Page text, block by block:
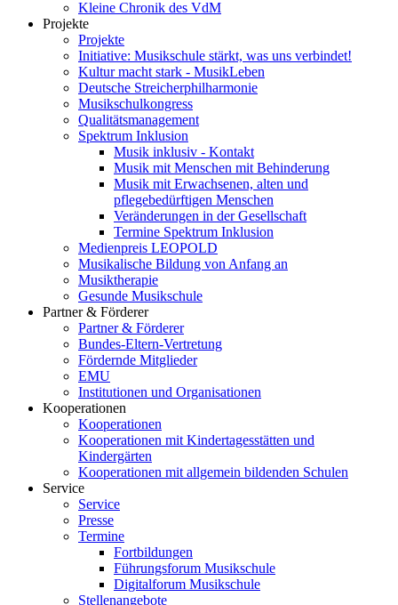
Kleine Chronik des VdM
Projekte
Projekte
Initiative: Musikschule stärkt, was uns verbindet!
Kultur macht stark - MusikLeben
Deutsche Streicherphilharmonie
Musikschulkongress
Qualitätsmanagement
Spektrum Inklusion
Musik inklusiv - Kontakt
Musik mit Menschen mit Behinderung
Musik mit Erwachsenen, alten und
pflegebedürftigen Menschen
Veränderungen in der Gesellschaft
Termine Spektrum Inklusion
Medienpreis LEOPOLD
Musikalische Bildung von Anfang an
Musiktherapie
Gesunde Musikschule
Partner & Förderer
Partner & Förderer
Bundes-Eltern-Vertretung
Fördernde Mitglieder
EMU
Institutionen und Organisationen
Kooperationen
Kooperationen
Kooperationen mit Kindertagesstätten und
Kindergärten
Kooperationen mit allgemein bildenden Schulen
Service
Service
Presse
Termine
Fortbildungen
Führungsforum Musikschule
Digitalforum Musikschule
Stellenangebote